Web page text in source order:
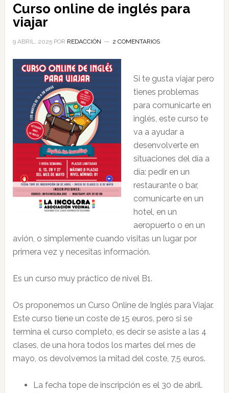
Curso online de inglés para
viajar
9 ABRIL, 2025POR REDACCIÓN 2 COMENTARIOS
Si te gusta viajar pero
tienes problemas
para comunicarte en
inglés, este curso te
va a ayudar a
desenvolverte en
situaciones del día a
día: pedir en un
restaurante o bar,
comunicarte en un
hotel, en un
aeropuerto o en un
avión, o simplemente cuando visitas un lugar por
primera vez y necesitas información.
Es un curso muy práctico de nivel B1.
Os proponemos un Curso Online de Inglés para Viajar.
Este curso tiene un coste de 15 euros, pero si se
termina el curso completo, es decir se asiste a las 4
clases, de una hora todos los martes del mes de
mayo, os devolvemos la mitad del coste, 7,5 euros.
La fecha tope de inscripción es el 30 de abril.